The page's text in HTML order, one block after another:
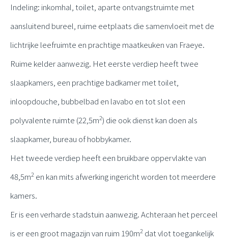
Indeling: inkomhal, toilet, aparte ontvangstruimte met
aansluitend bureel, ruime eetplaats die samenvloeit met de
lichtrijke leefruimte en prachtige maatkeuken van Fraeye.
Ruime kelder aanwezig. Het eerste verdiep heeft twee
slaapkamers, een prachtige badkamer met toilet,
inloopdouche, bubbelbad en lavabo en tot slot een
polyvalente ruimte (22,5m2) die ook dienst kan doen als
slaapkamer, bureau of hobbykamer.
Het tweede verdiep heeft een bruikbare oppervlakte van
48,5m2 en kan mits afwerking ingericht worden tot meerdere
kamers.
Er is een verharde stadstuin aanwezig. Achteraan het perceel
is er een groot magazijn van ruim 190m2 dat vlot toegankelijk